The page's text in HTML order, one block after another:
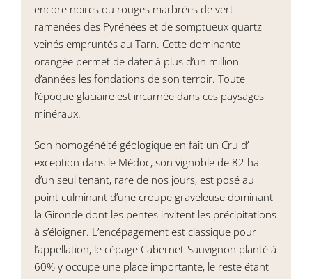
encore noires ou rouges marbrées de vert
ramenées des Pyrénées et de somptueux quartz
veinés empruntés au Tarn. Cette dominante
orangée permet de dater à plus d’un million
d’années les fondations de son terroir. Toute
l’époque glaciaire est incarnée dans ces paysages
minéraux.
Son homogénéité géologique en fait un Cru d’
exception dans le Médoc, son vignoble de 82 ha
d’un seul tenant, rare de nos jours, est posé au
point culminant d’une croupe graveleuse dominant
la Gironde dont les pentes invitent les précipitations
à s’éloigner. L’encépagement est classique pour
l’appellation, le cépage Cabernet-Sauvignon planté à
60% y occupe une place importante, le reste étant